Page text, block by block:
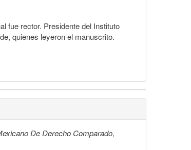
fue rector. Presidente del Instituto
quienes leyeron el manuscrito.
De Derecho Comparado,